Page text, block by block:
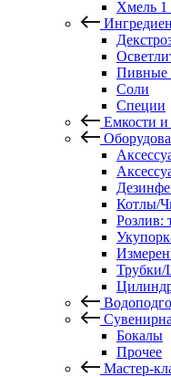
Хмель 1
Пивные
Соли
Специи
Емкости
Котлы/
Розлив:
Трубки/
Бокалы
Прочее
Мастер-